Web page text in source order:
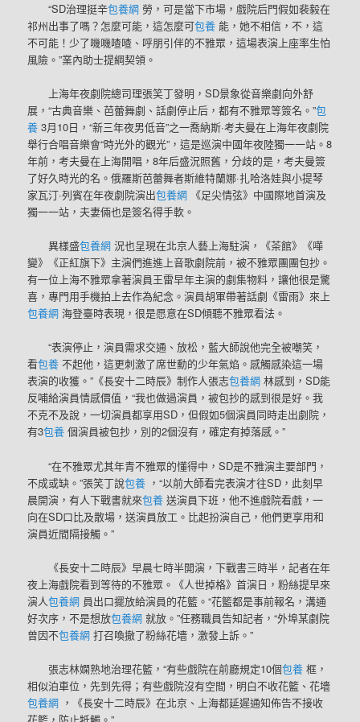
“SD治理挺辛包養網 勞，可是當下市場，戲院后門假如裴毅在
祁州出事了嗎？怎麼可能，這怎麼可包養 能，她不相信，不，這
不可能！少了嘰嘰喳喳、呼朋引伴的不雅眾，這場表演上座率生怕
風險。”業內助士提綱契領。
上海年夜劇院總司理張笑丁發明，SD景象從音樂劇向外舒
展，“古典音樂、芭蕾舞劇、話劇停止后，都有不雅眾等簽名。”包
養 3月10日，“新三年夜男低音”之一喬納斯·考夫曼在上海年夜劇院
舉行合唱音樂會“時光外的觀光”，這是巡演中國年夜陸獨一一站。8
年前，考夫曼在上海開唱，8年后盛況照舊，分歧的是，考夫曼簽
了好久時光的名。俄羅斯芭蕾舞者斯維特蘭娜·扎哈洛娃與小提琴
家瓦汀·列賓在年夜劇院演出包養網 《足尖情弦》中國際地首演及
獨一一站，夫妻倆也是簽名得手軟。
異樣盛包養網 況也呈現在北京人藝上海駐演，《茶館》《嘩
變》《正紅旗下》主演們進進上音歌劇院前，被不雅眾團團包抄。
有一位上海不雅眾拿著演員王雷早年主演的劇集物料，讓他很是驚
喜，專門用手機拍上去作為紀念。演員胡軍帶著話劇《雷雨》來上
包養網 海登臺時表現，很是愿意在SD傾聽不雅眾看法。
“表演停止，演員需求交通、放松，藍大師說他完全被嘲笑，
看包養 不起他，這更刺激了席世勳的少年氣焰。感觸感染這一場
表演的收獲。”《長安十二時辰》制作人張志包養網 林感到，SD能
反哺給演員情感價值，“我也做過演員，被包抄的感到很是好。我
不克不及說，一切演員都享用SD，但假如5個演員同時走出劇院，
有3包養 個演員被包抄，別的2個沒有，確定有掉落感。”
“在不雅眾尤其年青不雅眾的懂得中，SD是不雅演主要部門，
不成或缺。”張笑丁說包養 ，“以前大師看完表演才往SD，此刻早
晨開演，有人下戰書就來包養 送演員下班，他不進戲院看戲，一
向在SD口比及散場，送演員放工。比起扮演自己，他們更享用和
演員近間隔接觸。”
《長安十二時辰》早晨七時半開演，下戰書三時半，記者在年
夜上海戲院看到等待的不雅眾。《人世掉格》首演日，粉絲提早來
演人包養網 員出口擺放給演員的花籃。“花籃都是事前報名，溝通
好次序，不是想放包養網 就放。”任務職員告知記者，“外埠某劇院
曾因不包養網 打召喚撤了粉絲花墻，激發上訴。”
張志林嫻熟地治理花籃，“有些戲院在前廳規定10個包養 框，
相似泊車位，先到先得；有些戲院沒有空間，明白不收花籃、花墻
包養網 ，《長安十二時辰》在北京、上海都延遲通知佈告不接收